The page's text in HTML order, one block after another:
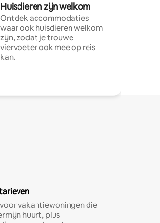
Huisdieren zijn welkom
Ontdek accommodaties
waar ook huisdieren welkom
zijn, zodat je trouwe
viervoeter ook mee op reis
kan.
vakantiewoningen die
huurt, plus